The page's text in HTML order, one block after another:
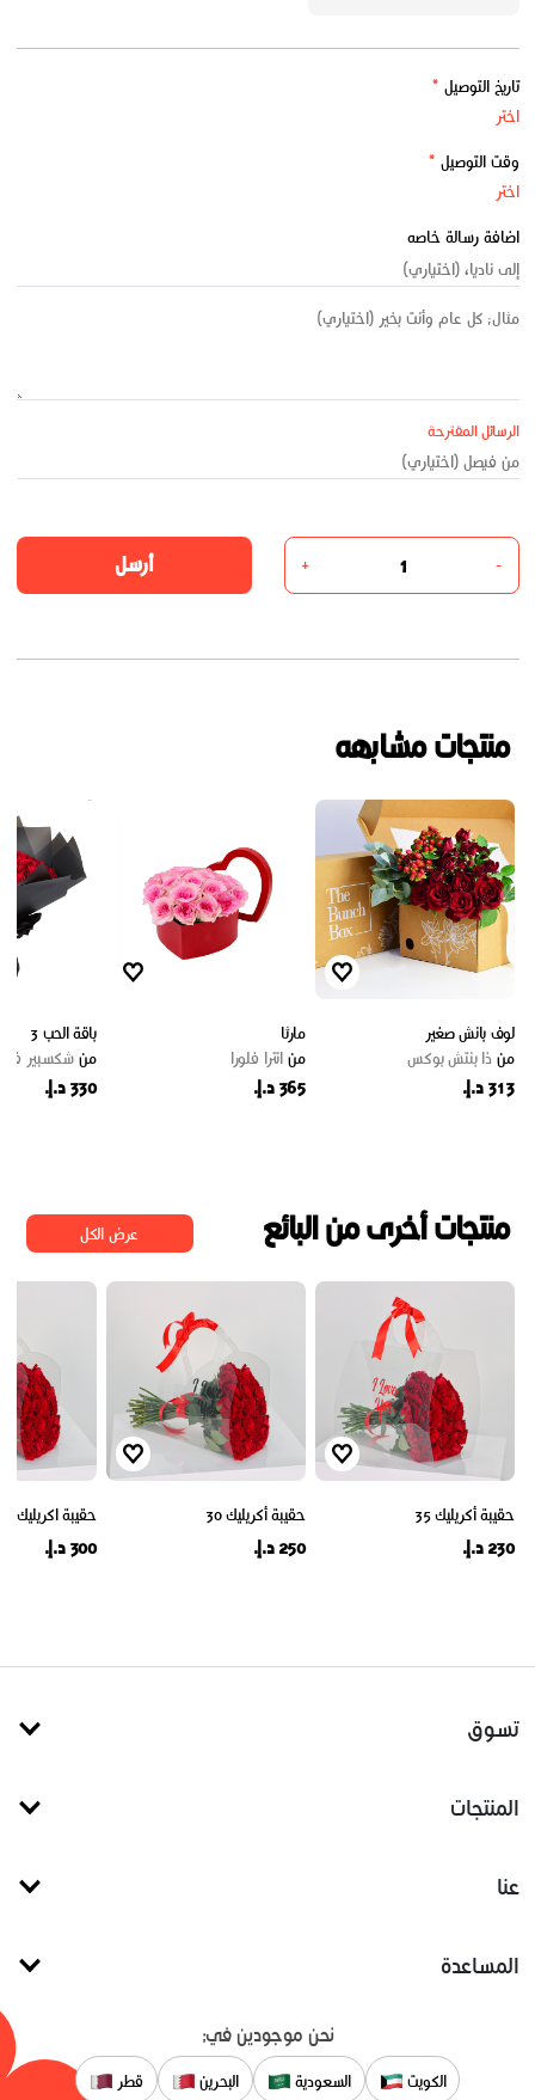
تاريخ التوصيل *
وقت التوصيل *
اضافة رسالة خاصه
الرسائل المقترحة
-
+ أرسل
منتجات مشابهه
لوف بانش صغير
من ذا بنتش بوكس
313 د.إ.
مارثا
من انترا فلورا
365 د.إ.
باقة الحب 3
من شكسبير
330 د.إ.
منتجات أخرى من البائع عرض الكل
حقيبة أكريليك 35
230 د.إ.
حقيبة أكريليك 30
250 د.إ.
حقيبة اكريليك 25
300 د.إ.
تسوق
المنتجات
عنا
المساعدة
نحن موجودين في:
الكويت السعودية البحرين قطر